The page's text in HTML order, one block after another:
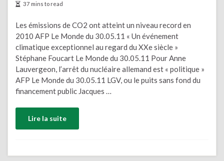
37 mins to read
Les émissions de CO2 ont atteint un niveau record en
2010 AFP Le Monde du 30.05.11 « Un événement
climatique exceptionnel au regard du XXe siècle »
Stéphane Foucart Le Monde du 30.05.11 Pour Anne
Lauvergeon, l’arrêt du nucléaire allemand est « politique »
AFP Le Monde du 30.05.11 LGV, ou le puits sans fond du
financement public Jacques …
Lire la suite